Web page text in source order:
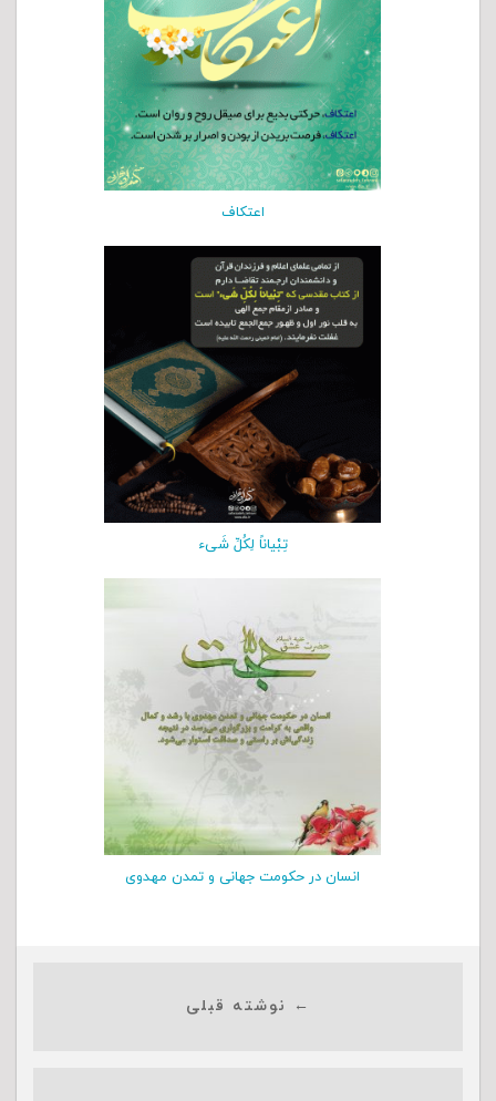
اعتکاف
تِبْیاناً لِکُلِّ شَیء
انسان در حکومت جهانی و تمدن مهدوی
← نوشته قبلی